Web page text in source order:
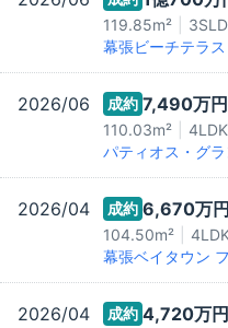
119.85m²
幕張ビーチテラス
2026/06 成約 7,490万円
110.03m²
4LDK
パティオス・グ
2026/04 成約 6,670万円
104.50m²
幕張ベイタウン
2026/04 成約 4,720万円